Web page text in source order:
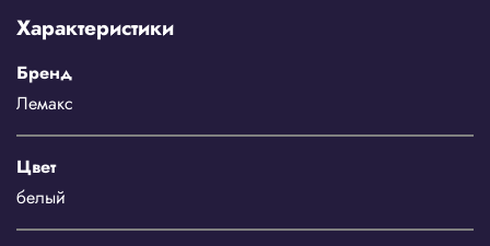
Характеристики
Бренд
Лемакс
Цвет
белый